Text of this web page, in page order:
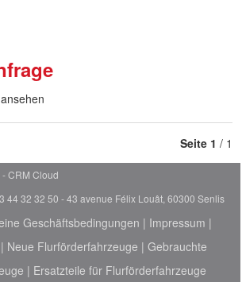
Seite 1 / 1
CRM Cloud
44 32 32 50 - 43 avenue Félix Louât, 60300 Senlis
Geschäftsbedingungen | Impressum |
| Neue Flurförderfahrzeuge | Gebrauchte
| Ersatzteile für Flurförderfahrzeuge